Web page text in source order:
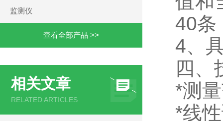
监测仪
查看全部产品 >>
相关文章
RELATED ARTICLES
40条
4、
四、
*测
*线